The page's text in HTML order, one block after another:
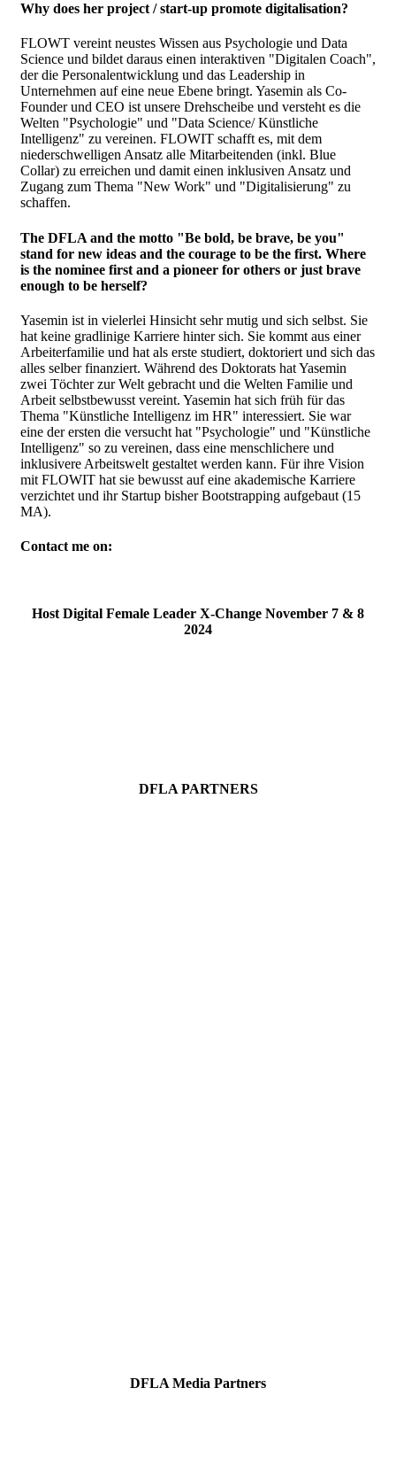
Why does her project / start-up promote digitalisation?
FLOWT vereint neustes Wissen aus Psychologie und Data
Science und bildet daraus einen interaktiven "Digitalen Coach",
der die Personalentwicklung und das Leadership in
Unternehmen auf eine neue Ebene bringt. Yasemin als Co-
Founder und CEO ist unsere Drehscheibe und versteht es die
Welten "Psychologie" und "Data Science/ Künstliche
Intelligenz" zu vereinen. FLOWIT schafft es, mit dem
niederschwelligen Ansatz alle Mitarbeitenden (inkl. Blue
Collar) zu erreichen und damit einen inklusiven Ansatz und
Zugang zum Thema "New Work" und "Digitalisierung" zu
schaffen.
The DFLA and the motto "Be bold, be brave, be you"
stand for new ideas and the courage to be the first. Where
is the nominee first and a pioneer for others or just brave
enough to be herself?
Yasemin ist in vielerlei Hinsicht sehr mutig und sich selbst. Sie
hat keine gradlinige Karriere hinter sich. Sie kommt aus einer
Arbeiterfamilie und hat als erste studiert, doktoriert und sich das
alles selber finanziert. Während des Doktorats hat Yasemin
zwei Töchter zur Welt gebracht und die Welten Familie und
Arbeit selbstbewusst vereint. Yasemin hat sich früh für das
Thema "Künstliche Intelligenz im HR" interessiert. Sie war
eine der ersten die versucht hat "Psychologie" und "Künstliche
Intelligenz" so zu vereinen, dass eine menschlichere und
inklusivere Arbeitswelt gestaltet werden kann. Für ihre Vision
mit FLOWIT hat sie bewusst auf eine akademische Karriere
verzichtet und ihr Startup bisher Bootstrapping aufgebaut (15
MA).
Contact me on:
Host Digital Female Leader X-Change November 7 & 8
2024
DFLA PARTNERS
DFLA Media Partners